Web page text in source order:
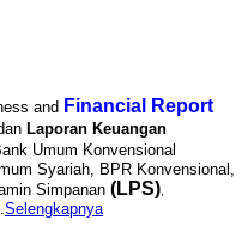
and Financial Report
Laporan Keuangan
Umum Konvensional
Syariah, BPR Konvensional,
Simpanan (LPS)
Selengkapnya